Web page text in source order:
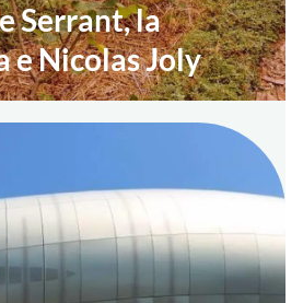
Serrant, la
e Nicolas Joly